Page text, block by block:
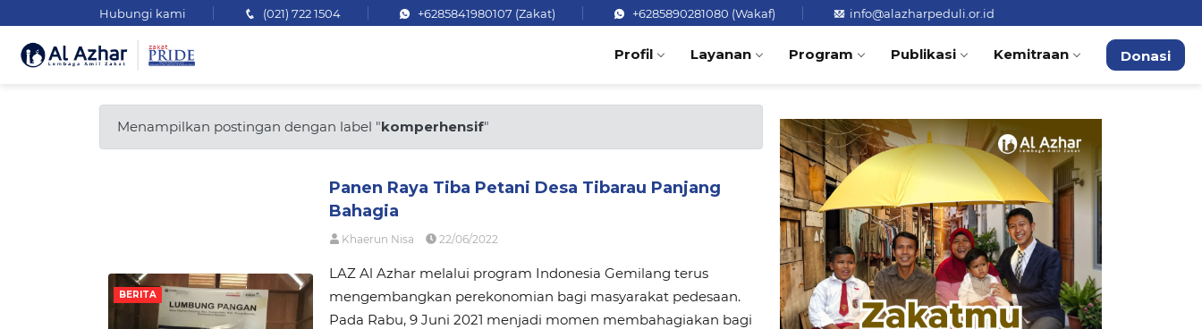
Hubungi kami (021) 722 1504 +6285841980107 (Zakat) +6285890281080 (Wakaf) info@alazharpeduli.or.id
Profil Layanan Program Publikasi Kemitraan Donasi
Menampilkan postingan dengan label "komperhensif"
BERITA
Panen Raya Tiba Petani Desa Tibarau Panjang
Bahagia
Khaerun Nisa 22/06/2022
LAZ Al Azhar melalui program Indonesia Gemilang terus
mengembangkan perekonomian bagi masyarakat pedesaan.
Pada Rabu, 9 Juni 2021 menjadi momen membahagiakan bagi